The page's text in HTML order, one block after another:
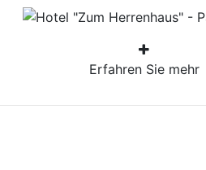
Erfahren Sie mehr